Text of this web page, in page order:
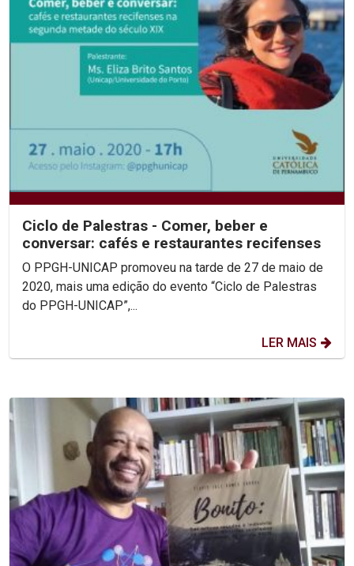
Ciclo de Palestras - Comer, beber e
conversar: cafés e restaurantes recifenses
O PPGH-UNICAP promoveu na tarde de 27 de maio de
2020, mais uma edição do evento “Ciclo de Palestras
do PPGH-UNICAP”,...
LER MAIS